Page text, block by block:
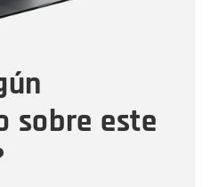
sobre este